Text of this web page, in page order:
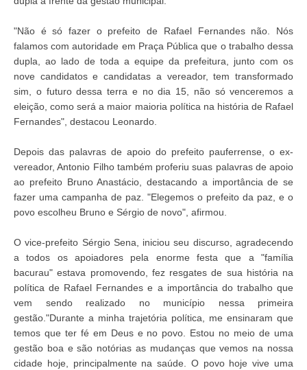
"Não é só fazer o prefeito de Rafael Fernandes não. Nós
falamos com autoridade em Praça Pública que o trabalho dessa
dupla, ao lado de toda a equipe da prefeitura, junto com os
nove candidatos e candidatas a vereador, tem transformado
sim, o futuro dessa terra e no dia 15, não só venceremos a
eleição, como será a maior maioria política na história de Rafael
Fernandes", destacou Leonardo.
Depois das palavras de apoio do prefeito pauferrense, o ex-
vereador, Antonio Filho também proferiu suas palavras de apoio
ao prefeito Bruno Anastácio, destacando a importância de se
fazer uma campanha de paz. "Elegemos o prefeito da paz, e o
povo escolheu Bruno e Sérgio de novo", afirmou.
O vice-prefeito Sérgio Sena, iniciou seu discurso, agradecendo
a todos os apoiadores pela enorme festa que a "família
bacurau" estava promovendo, fez resgates de sua história na
política de Rafael Fernandes e a importância do trabalho que
vem sendo realizado no município nessa primeira
gestão."Durante a minha trajetória política, me ensinaram que
temos que ter fé em Deus e no povo. Estou no meio de uma
gestão boa e são notórias as mudanças que vemos na nossa
cidade hoje, principalmente na saúde. O povo hoje vive uma